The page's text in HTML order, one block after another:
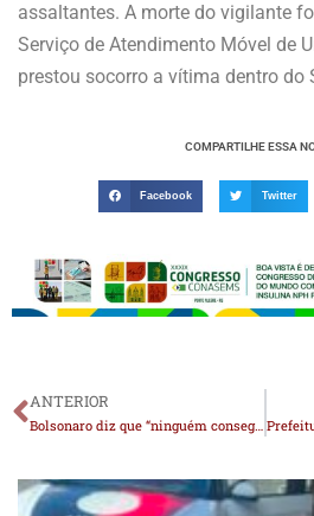
assaltantes. A morte do vigilante
Serviço de Atendimento Móvel de
prestou socorro a vítima dentro do
COMPARTILHE ESSA
Facebook Twitter
ANTERIOR
Bolsonaro diz que “ninguém consegue diagnosticar” seu problema